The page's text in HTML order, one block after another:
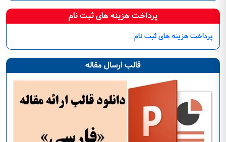
پرداخت هزینه های ثبت نام
پرداخت هزینه های ثبت نام
قالب ارسال مقاله